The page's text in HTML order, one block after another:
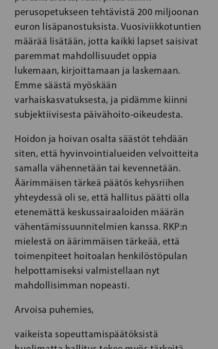
perusopetukseen tehtävistä 200 miljoonan
euron lisäpanostuksista. Vuosiviikkotuntien
määrää lisätään, jotta kaikki lapset saisivat
paremmat mahdollisuudet oppia
lukemaan, kirjoittamaan ja laskemaan.
Emme säästä myöskään
varhaiskasvatuksesta, ja pidämme kiinni
subjektiivisesta päivähoito-oikeudesta.
Hoidon ja hoivan osalta säästöt tehdään
siten, että hyvinvointialueiden velvoitteita
samalla vähennetään tai kevennetään.
Äärimmäisen tärkeä päätös kehysriihen
yhteydessä oli se, että hallitus päätti olla
etenemättä keskussairaaloiden määrän
vähentämissuunnitelmien kanssa. RKP:n
mielestä on äärimmäisen tärkeää, että
toimenpiteet hoitoalan henkilöstöpulan
helpottamiseksi valmistellaan nyt
mahdollisimman nopeasti.
Arvoisa puhemies,
vaikeista sopeuttamispäätöksistä